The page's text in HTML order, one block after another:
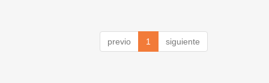
previo 1 siguiente